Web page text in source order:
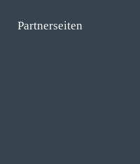
Partnerseiten